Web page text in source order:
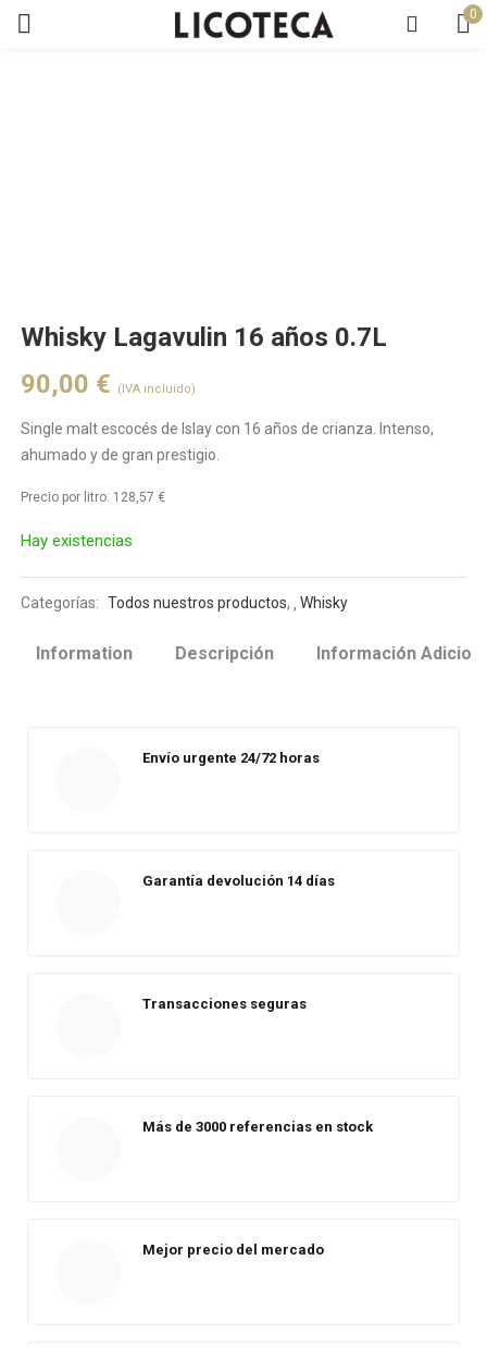
0
Whisky Lagavulin 16 años 0.7L
90,00 € (IVA incluido)
Single malt escocés de Islay con 16 años de crianza. Intenso,
ahumado y de gran prestigio.
Precio por litro: 128,57 €
Hay existencias
Categorías: Todos nuestros productos, Whisky
Information Descripción Información
Envío urgente 24/72 horas
Garantía devolución 14 días
Transacciones seguras
Más de 3000 referencias en stock
Mejor precio del mercado